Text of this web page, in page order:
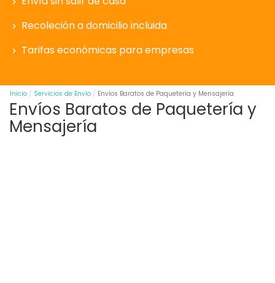
Recoleción a domicilio incluida
Tarifas económicas para empresas
Inicio Servicios de Envío Envíos Baratos de Paquetería y Mensajería
Envíos Baratos de Paquetería y
Mensajería